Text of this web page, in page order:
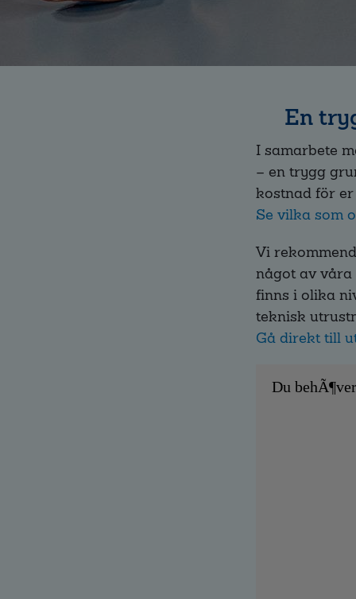
En
I samarbete
– en trygg
kostnad för
Se vilka som
Vi
något av våra
finns i olika
teknisk
Gå direkt till